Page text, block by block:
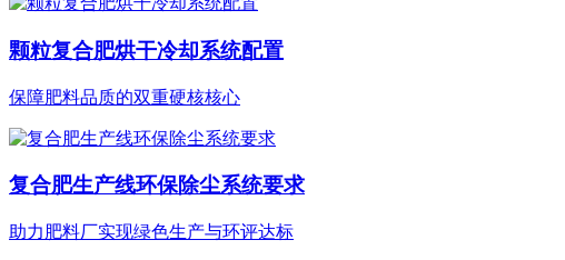
颗粒复合肥烘干冷却系统配置
保障肥料品质的双重硬核核心
复合肥生产线环保除尘系统要求
助力肥料厂实现绿色生产与环评达标